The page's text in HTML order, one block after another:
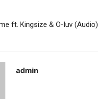
ft. Kingsize & O-luv (Audio)
admin